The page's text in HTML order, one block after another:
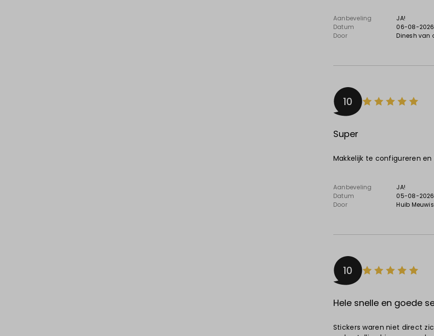
Aanbeveling
JA!
Datum
06-08-2026
Door
Dinesh van
10
Super
Makkelijk te configureren
Aanbeveling
JA!
Datum
05-08-2026
Door
Huib
10
Hele snelle en goede
Stickers waren niet direct